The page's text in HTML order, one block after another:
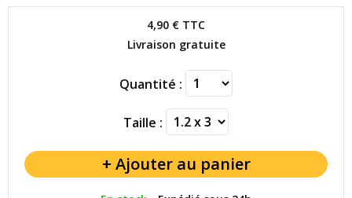
4,90 € TTC
Livraison gratuite
Quantité :
Taille :